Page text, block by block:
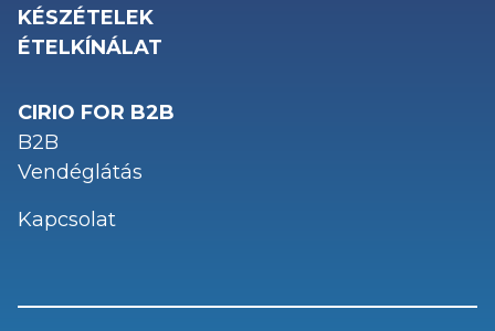
KÉSZÉTELEK
ÉTELKÍNÁLAT
CIRIO FOR B2B
B2B
Vendéglátás
Kapcsolat